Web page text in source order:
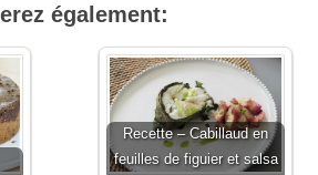
également:
Recette – Cabillaud en
feuilles de figuier et salsa